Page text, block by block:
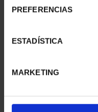
PREFERENCIAS
ESTADÍSTICA
MARKETING
MUNDIAL FIFA 2026
2025) 8 REALES